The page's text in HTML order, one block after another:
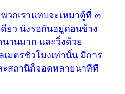
วกเราแทบจะเหมาตู้ที่ ๓
ดียว นั่งรอกันอยู่ค่อนข้าง
นานมาก และวิ่งด้วย
เมตรชั่วโมงเท่านั้น มีการ
ะสถานีก็จอดหลายนาทีที